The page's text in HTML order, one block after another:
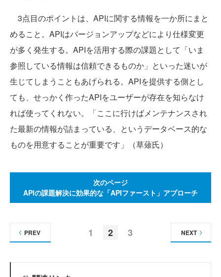
3点目のポイントは、APIに関する情報を一か所にまと
めること。APIはバージョンアップなどにより仕様変更
が多く発生する。APIを活用する際の課題として「いま
参照している情報は信頼できるものか」といった迷いが
生じてしまうこともあげられる。APIを提供する側とし
ても、せっかく作ったAPIをユーザーが存在を知らなけ
れば使ってくれない。「ここに行けばメンテナンスされ
た最新の情報が詰まっている、というデータベース的な
ものを用意することが重要です」（草薙氏）
次のページ
APIの課題解決に効果的な「APIファースト」アプローチ
1 2 3
PREV NEXT